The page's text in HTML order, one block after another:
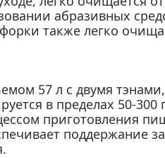
абразивных
также легко
57 л с двумя
в пределах 50-
приготовления
поддержание